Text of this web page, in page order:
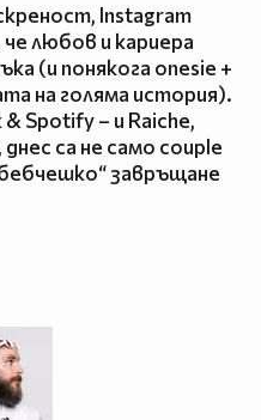
Instagram
любов и кариера
(и понякога onesie +
на голяма история).
Spotify – и Raiche,
са не само couple
завръщане